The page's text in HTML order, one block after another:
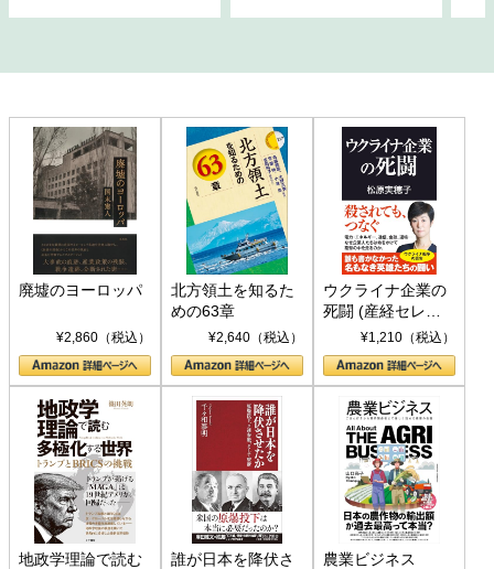
廃墟のヨーロッパ
¥2,860（税込）
北方領土を知るた
めの63章
¥2,640（税込）
ウクライナ企業の
死闘 (産経セレク
ト S 039)¥1,210（税込）
地政学理論で読む
誰が日本を降伏さ
農業ビジネス